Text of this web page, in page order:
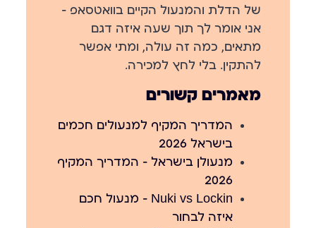
של הדלת והמנעול הקיים בוואטסאפ —
אני אומר לך תוך שעה איזה דגם
מתאים, כמה זה עולה, ומתי אפשר
להתקין. בלי לחץ למכירה.
מאמרים קשורים
המדריך המקיף למנעולים חכמים
בישראל 2026
מנעולן בישראל — המדריך המקיף
2026
Nuki vs Lockin — מנעול חכם
איזה לבחור